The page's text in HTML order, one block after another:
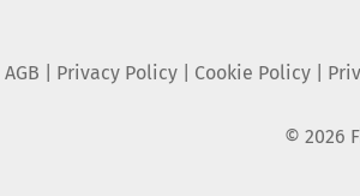
AGB Privacy Policy| Cookie Policy|
© 2026